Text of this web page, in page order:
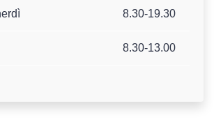
8.30-19.30
8.30-13.00